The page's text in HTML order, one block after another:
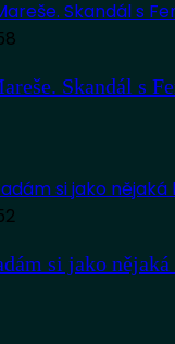
Skandál s
si jako